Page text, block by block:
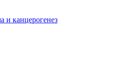
и канцерогенез